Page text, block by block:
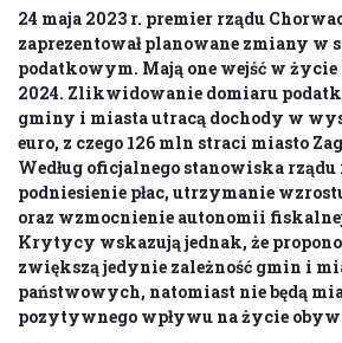
24 maja 2023 r. premier rządu
zaprezentował planowane zmiany w
podatkowym. Mają one wejść w
2024. Zlikwidowanie domiaru
gminy i miasta utracą dochody w
euro, z czego 126 mln straci miasto
Według oficjalnego stanowiska
podniesienie płac, utrzymanie
oraz wzmocnienie autonomii
Krytycy wskazują jednak, że
zwiększą jedynie zależność gmin i
państwowych, natomiast nie będą
pozytywnego wpływu na życie